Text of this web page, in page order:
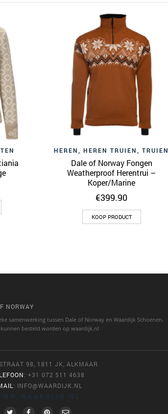
HEREN HEREN TRUIEN TRUIEN
Dale of Norway Fongen
Weatherproof Herentrui –
Koper/Marine
€399.90
KOOP PRODUCT
NORWAY
samenwerking tussen Dale of Norway en Waardijk Schoenen.
besteld worden op waardijk.nl
98, 1811 JK, ALKMAAR
: +31 072 511 4638
: INFO@WAARDIJK.NL